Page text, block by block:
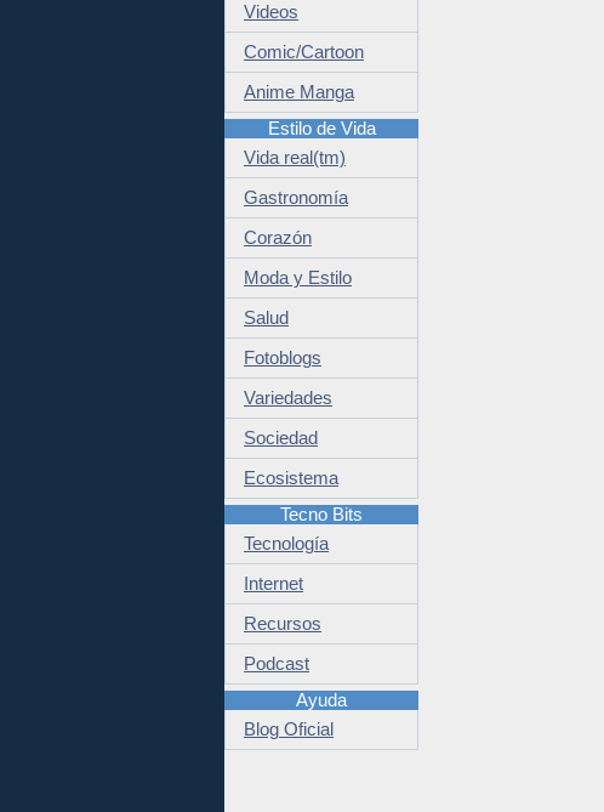
Videos
Comic/Cartoon
Anime Manga
Estilo de Vida
Vida real(tm)
Gastronomía
Corazón
Moda y Estilo
Salud
Fotoblogs
Variedades
Sociedad
Ecosistema
Tecno Bits
Tecnología
Internet
Recursos
Podcast
Ayuda
Blog Oficial